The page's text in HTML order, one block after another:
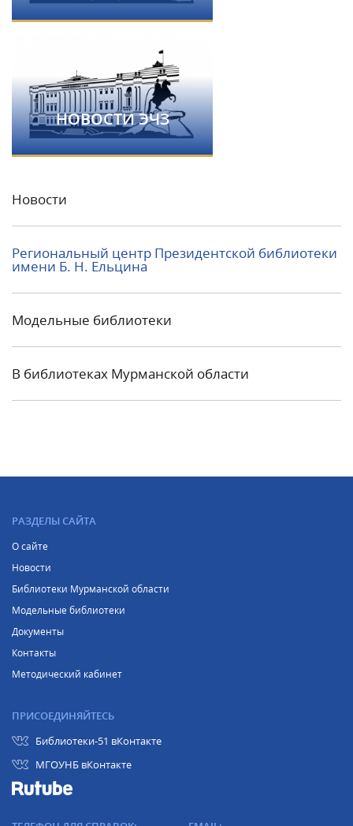
НОВОСТИ ЭЧЗ
Новости
Региональный центр Президентской библиотеки
имени Б. Н. Ельцина
Модельные библиотеки
В библиотеках Мурманской области
РАЗДЕЛЫ САЙТА
О сайте
Новости
Библиотеки Мурманской области
Модельные библиотеки
Документы
Контакты
Методический кабинет
ПРИСОЕДИНЯЙТЕСЬ
Библиотеки-51 вКонтакте
МГОУНБ вКонтакте